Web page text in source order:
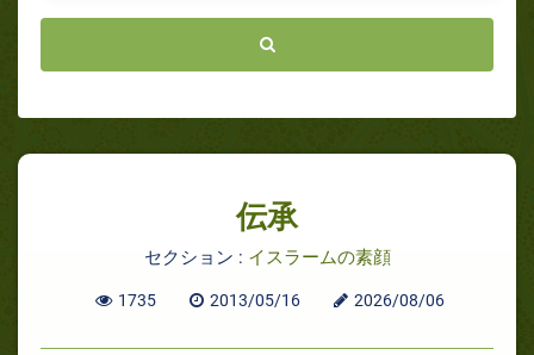
伝承
セクション : イスラームの素顔
1735 2013/05/16 2026/08/06